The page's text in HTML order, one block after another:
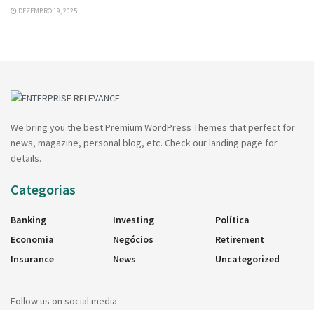
DEZEMBRO 19, 2025
We bring you the best Premium WordPress Themes that perfect for
news, magazine, personal blog, etc. Check our landing page for
details.
Categorias
Banking
Economia
Insurance
Investing
Negócios
News
Política
Retirement
Uncategorized
Follow us on social media